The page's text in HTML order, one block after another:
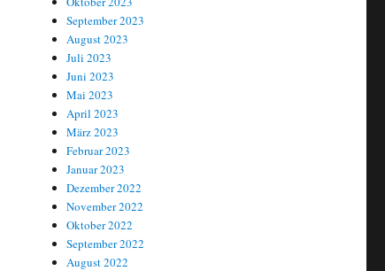
September 2023
August 2023
Juli 2023
Juni 2023
Mai 2023
April 2023
März 2023
Februar 2023
Januar 2023
Dezember 2022
November 2022
Oktober 2022
September 2022
August 2022